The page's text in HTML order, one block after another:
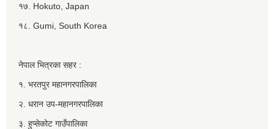
१७. Hokuto, Japan
१८. Gumi, South Korea
नेपाल भित्रका सहर :
१. भरतपुर महानगरपालिका
२. धरान उप-महानगरपालिका
३. हुप्सेकोट गाउँपालिका